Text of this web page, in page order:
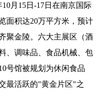
10月15日-17日在南京国际
面积达20万平方米，预计
聚金陵。六大主展区（酒
、调味品、食品机械、包
号馆被规划为休闲食品
最活跃的"黄金片区"之